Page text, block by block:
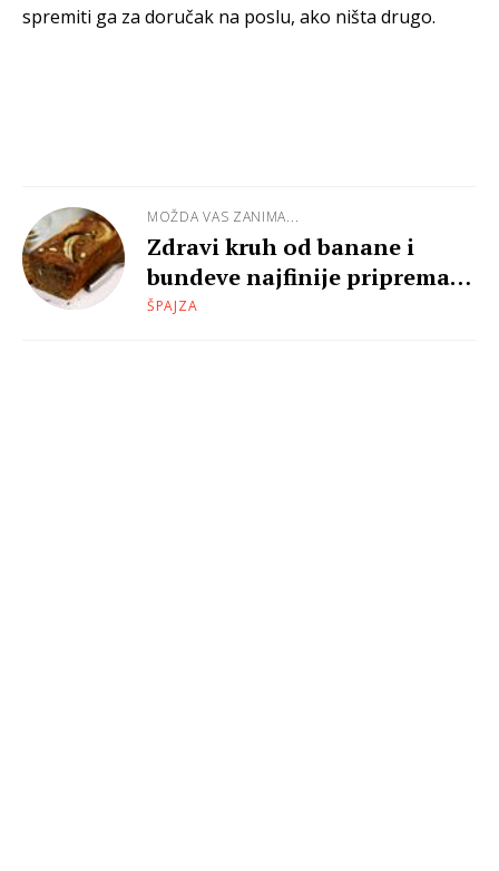
spremiti ga za doručak na poslu, ako ništa drugo.
MOŽDA VAS ZANIMA...
Zdravi kruh od banane i
bundeve najfinije priprema
Geeketa
ŠPAJZA